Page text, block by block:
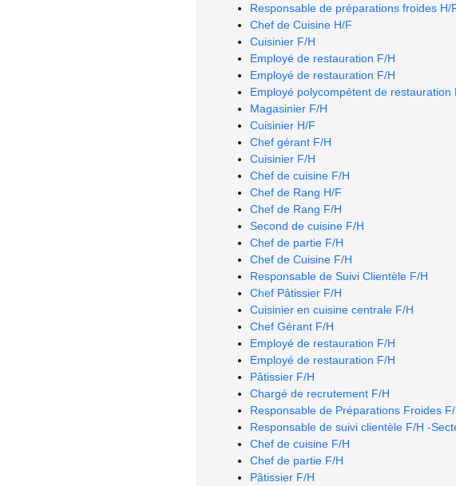
Responsable de préparations froides H/
Chef de Cuisine H/F
Cuisinier F/H
Employé de restauration F/H
Employé de restauration F/H
Employé polycompétent de restauration
Magasinier F/H
Cuisinier H/F
Chef gérant F/H
Cuisinier F/H
Chef de cuisine F/H
Chef de Rang H/F
Chef de Rang F/H
Second de cuisine F/H
Chef de partie F/H
Chef de Cuisine F/H
Responsable de Suivi Clientèle F/H
Chef Pâtissier F/H
Cuisinier en cuisine centrale F/H
Chef Gérant F/H
Employé de restauration F/H
Employé de restauration F/H
Pâtissier F/H
Chargé de recrutement F/H
Responsable de Préparations Froides
Responsable de suivi clientèle F/H -
Chef de cuisine F/H
Chef de partie F/H
Pâtissier F/H